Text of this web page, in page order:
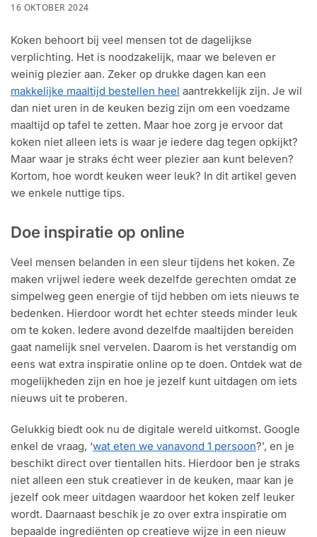
16 OKTOBER 2024
Koken behoort bij veel mensen tot de dagelijkse
verplichting. Het is noodzakelijk, maar we beleven er
weinig plezier aan. Zeker op drukke dagen kan een
makkelijke maaltijd bestellen heel aantrekkelijk zijn. Je wil
dan niet uren in de keuken bezig zijn om een voedzame
maaltijd op tafel te zetten. Maar hoe zorg je ervoor dat
koken niet alleen iets is waar je iedere dag tegen opkijkt?
Maar waar je straks écht weer plezier aan kunt beleven?
Kortom, hoe wordt keuken weer leuk? In dit artikel geven
we enkele nuttige tips.
Doe inspiratie op online
Veel mensen belanden in een sleur tijdens het koken. Ze
maken vrijwel iedere week dezelfde gerechten omdat ze
simpelweg geen energie of tijd hebben om iets nieuws te
bedenken. Hierdoor wordt het echter steeds minder leuk
om te koken. Iedere avond dezelfde maaltijden bereiden
gaat namelijk snel vervelen. Daarom is het verstandig om
eens wat extra inspiratie online op te doen. Ontdek wat de
mogelijkheden zijn en hoe je jezelf kunt uitdagen om iets
nieuws uit te proberen.
Gelukkig biedt ook nu de digitale wereld uitkomst. Google
enkel de vraag, ‘wat eten we vanavond 1 persoon?’, en je
beschikt direct over tientallen hits. Hierdoor ben je straks
niet alleen een stuk creatiever in de keuken, maar kan je
jezelf ook meer uitdagen waardoor het koken zelf leuker
wordt. Daarnaast beschik je zo over extra inspiratie om
bepaalde ingrediënten op creatieve wijze in een nieuw